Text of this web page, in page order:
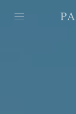
Skip to main content